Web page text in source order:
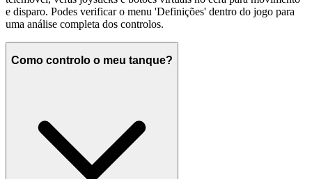
e disparo. Podes verificar o menu 'Definições' dentro do jogo para
uma análise completa dos controlos.
Como controlo o meu tanque?